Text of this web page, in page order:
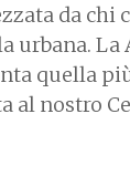
da chi
urbana.
quella
al nostro